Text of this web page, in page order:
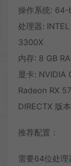
操作系统:
处理器:
3300X
内存: 8 GB
显卡: NVIDIA
Radeon RX
DIRECTX 版本
推荐配置：
需要64位处理